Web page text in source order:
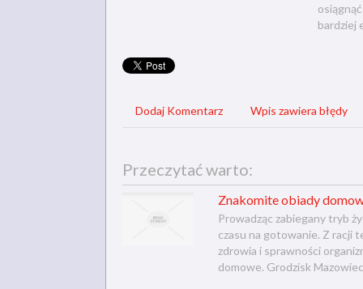
bardziej
Dodaj Komentarz Wpis zawiera błędy
Przeczytać warto:
Znakomite obiady
Prowadząc zabiegany tryb
czasu na gotowanie. Z racji
zdrowia i sprawności
domowe. Grodzisk